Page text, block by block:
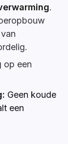
.
op een
Geen koude
een